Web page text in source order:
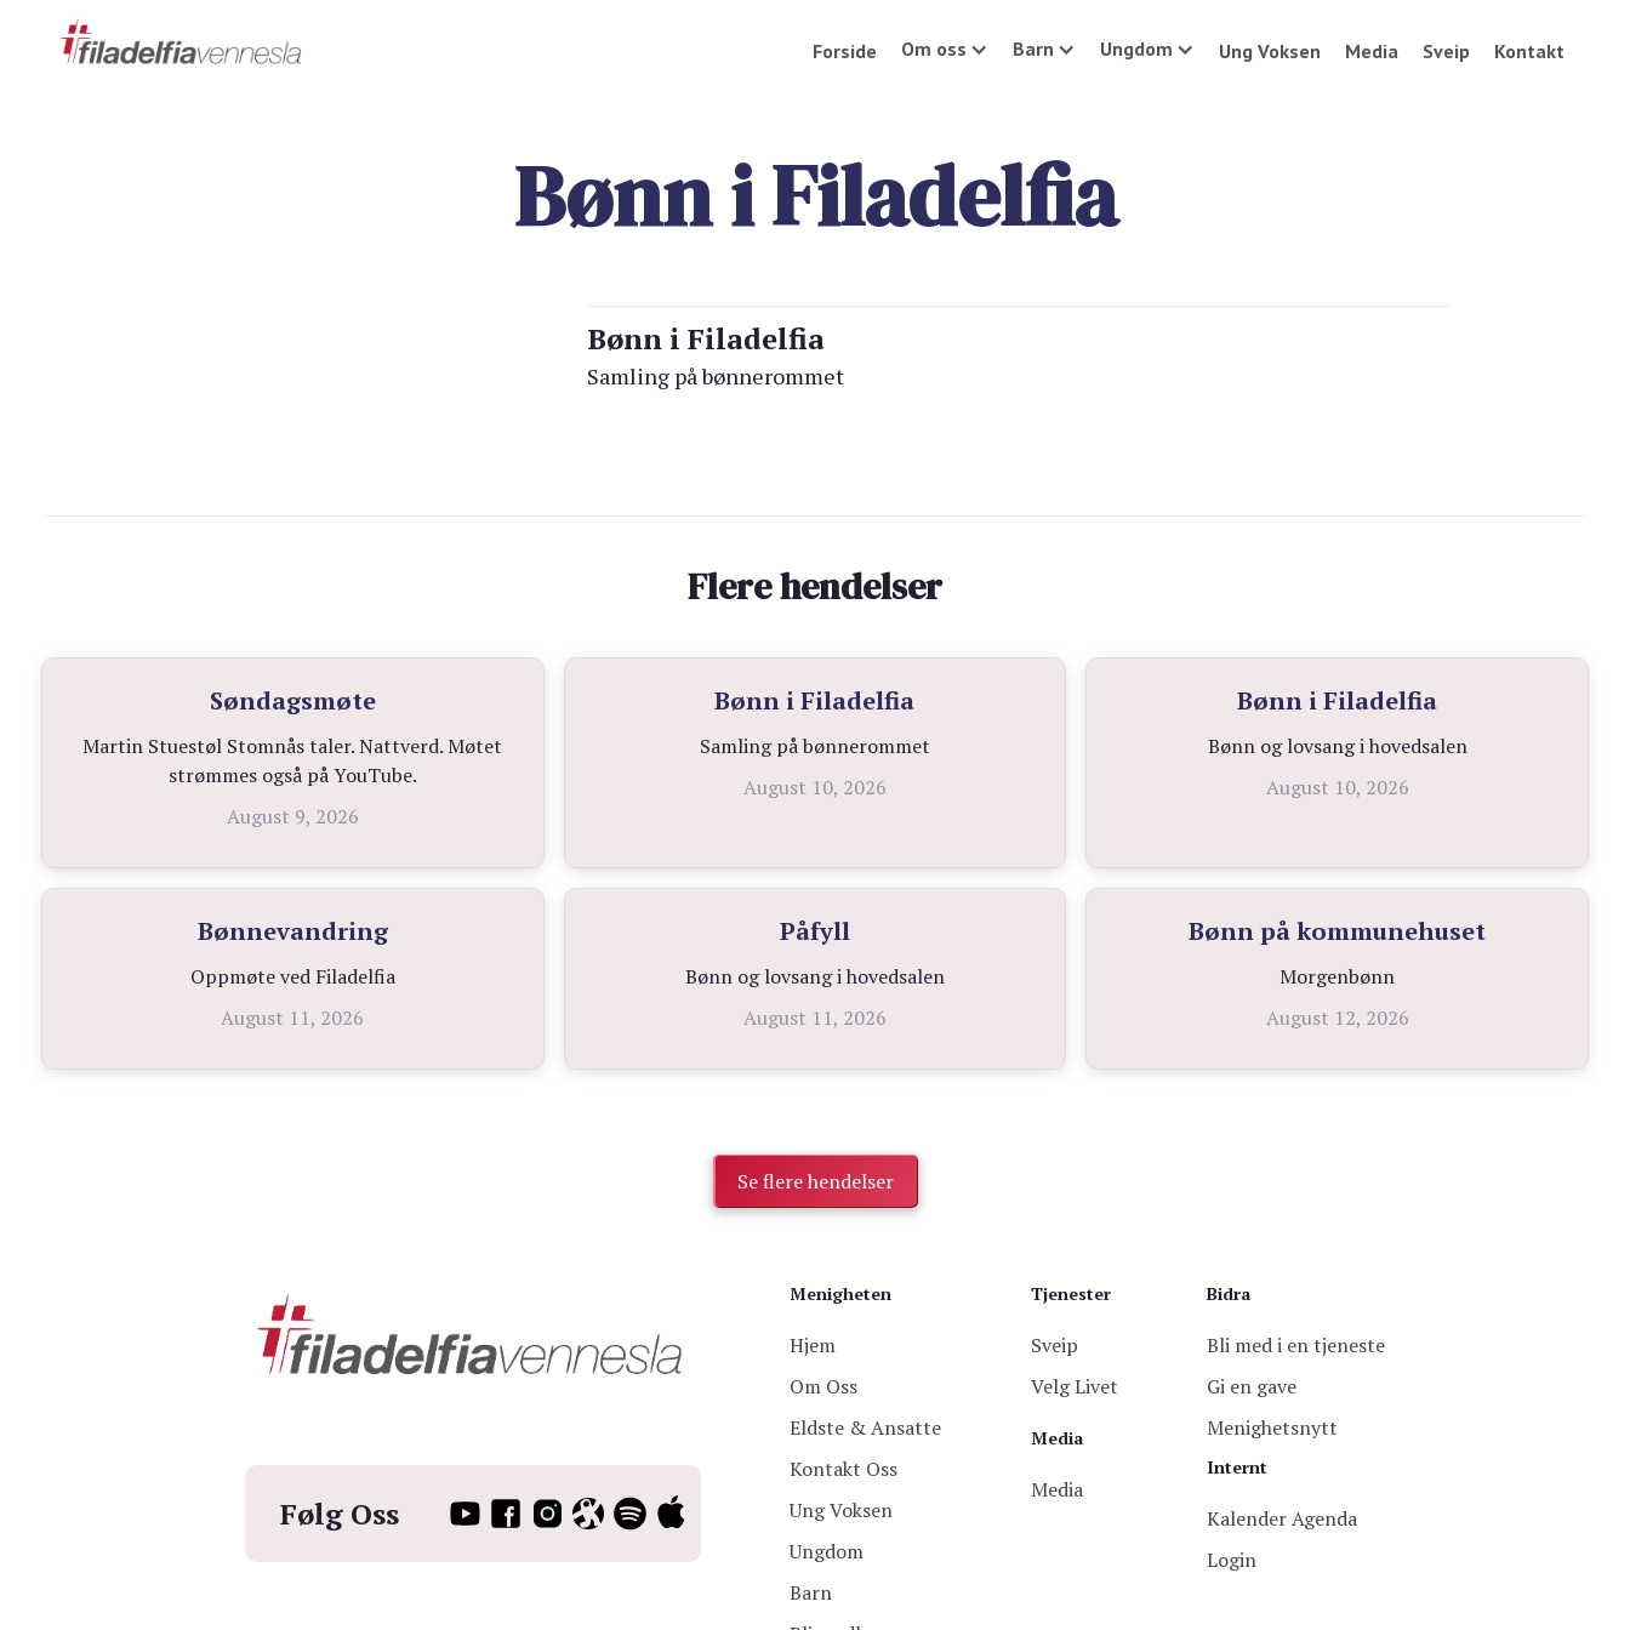
Forside Om oss Barn Ungdom Ung Voksen Media Sveip Kontakt
Bønn i Filadelfia
Bønn i Filadelfia
Samling på bønnerommet
Flere hendelser
Søndagsmøte
Martin Stuestøl Stomnås taler. Nattverd. Møtet
strømmes også på YouTube.
August 9, 2026
Bønn i Filadelfia
Samling på bønnerommet
August 10, 2026
Bønn i Filadelfia
Bønn og lovsang i hovedsalen
August 10, 2026
Bønnevandring
Oppmøte ved Filadelfia
August 11, 2026
Påfyll
Bønn og lovsang i hovedsalen
August 11, 2026
Bønn på kommunehuset
Morgenbønn
August 12, 2026
Se flere hendelser
Følg Oss
Menigheten
Hjem
Om Oss
Eldste & Ansatte
Kontakt Oss
Ung Voksen
Ungdom
Barn
Tjenester
Sveip
Velg Livet
Media
Media
Bidra
Bli med i en tjeneste
Gi en gave
Menighetsnytt
Internt
Kalender Agenda
Login